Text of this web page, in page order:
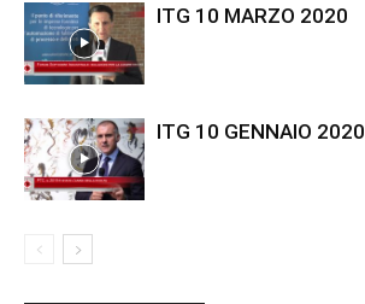
ITG 10 MARZO 2020
ITG 10 GENNAIO 2020